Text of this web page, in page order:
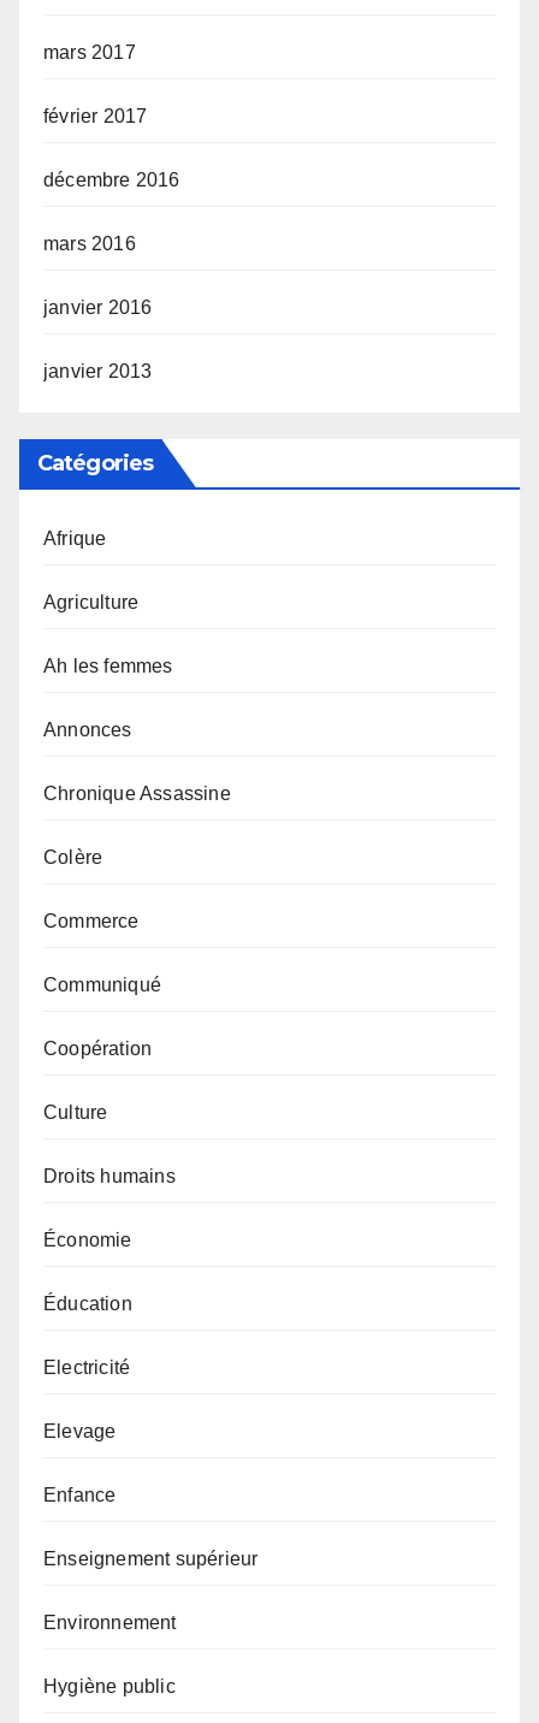
mars 2017
février 2017
décembre 2016
mars 2016
janvier 2016
janvier 2013
Catégories
Afrique
Agriculture
Ah les femmes
Annonces
Chronique Assassine
Colère
Commerce
Communiqué
Coopération
Culture
Droits humains
Économie
Éducation
Electricité
Elevage
Enfance
Enseignement supérieur
Environnement
Hygiène public